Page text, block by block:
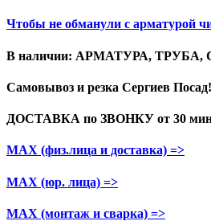
Чтобы не обманули с арматурой
В наличии: АРМАТУРА,
Самовывоз и резка Сергиев Посад!
ДОСТАВКА по ЗВОНКУ от 30
МАХ (физ.лица и доставка) =>
МАХ (юр. лица) =>
МАХ (монтаж и сварка) =>